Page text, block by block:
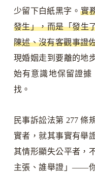
少留下白紙黑字。 實
發生」，而是「發生
陳述、沒有客觀事證
現婚姻走到要離的地
始有意識地保留證
找。
民事訴訟法第 277 條
實者，就其事實有舉
其情形顯失公平者，
主張、誰舉證」——